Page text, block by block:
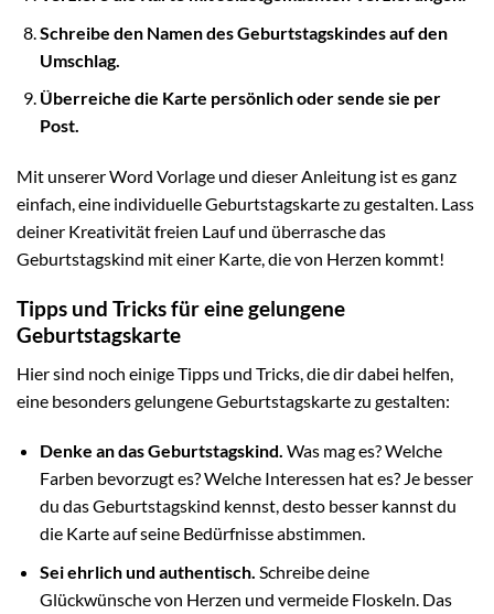
Schreibe den Namen des Geburtstagskindes auf den
Umschlag.
Überreiche die Karte persönlich oder sende sie per
Post.
Mit unserer Word Vorlage und dieser Anleitung ist es ganz
einfach, eine individuelle Geburtstagskarte zu gestalten. Lass
deiner Kreativität freien Lauf und überrasche das
Geburtstagskind mit einer Karte, die von Herzen kommt!
Tipps und Tricks für eine gelungene
Geburtstagskarte
Hier sind noch einige Tipps und Tricks, die dir dabei helfen,
eine besonders gelungene Geburtstagskarte zu gestalten:
Denke an das Geburtstagskind. Was mag es? Welche
Farben bevorzugt es? Welche Interessen hat es? Je besser
du das Geburtstagskind kennst, desto besser kannst du
die Karte auf seine Bedürfnisse abstimmen.
Sei ehrlich und authentisch. Schreibe deine
Glückwünsche von Herzen und vermeide Floskeln. Das